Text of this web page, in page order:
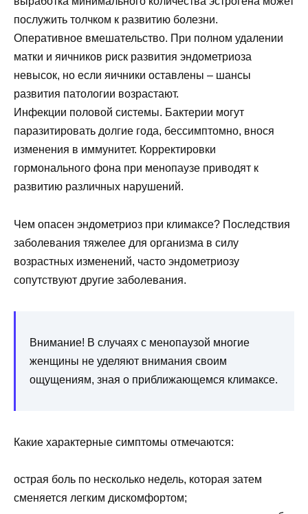
послужить толчком к развитию болезни.
Оперативное вмешательство. При полном удалении
матки и яичников риск развития эндометриоза
невысок, но если яичники оставлены – шансы
развития патологии возрастают.
Инфекции половой системы. Бактерии могут
паразитировать долгие года, бессимптомно, внося
изменения в иммунитет. Корректировки
гормонального фона при менопаузе приводят к
развитию различных нарушений.
Чем опасен эндометриоз при климаксе? Последствия
заболевания тяжелее для организма в силу
возрастных изменений, часто эндометриозу
сопутствуют другие заболевания.
Внимание! В случаях с менопаузой многие
женщины не уделяют внимания своим
ощущениям, зная о приближающемся климаксе.
Какие характерные симптомы отмечаются:
острая боль по несколько недель, которая затем
сменяется легким дискомфортом;